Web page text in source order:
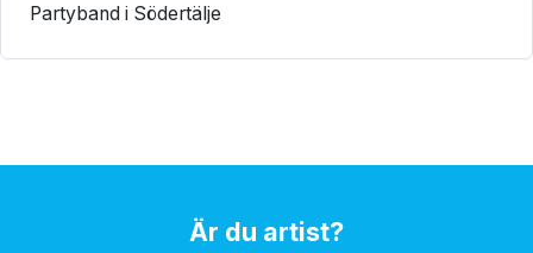
Partyband i Södertälje
Är du artist?